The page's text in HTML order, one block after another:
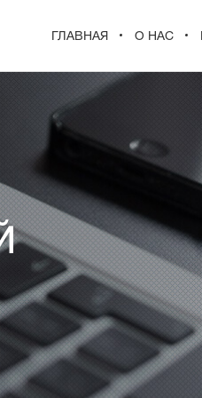
ГЛАВНАЯ О НАС